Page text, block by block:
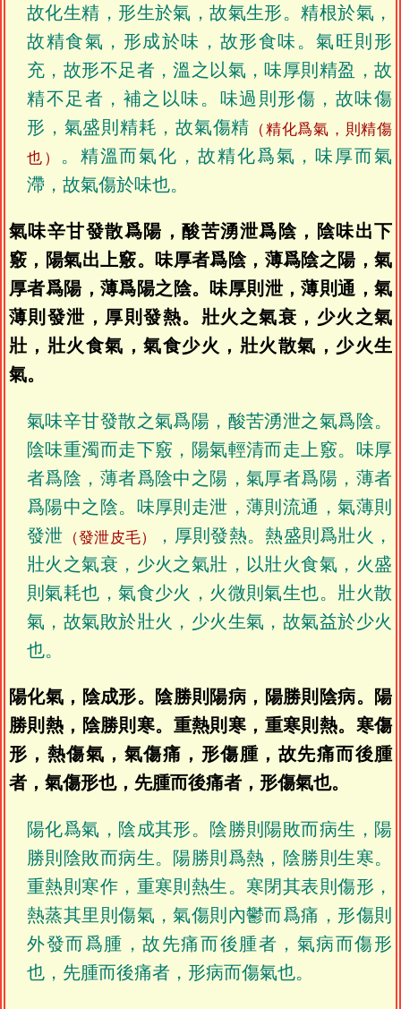
故化生精，形生於氣，故氣生形。精根於氣，
故精食氣，形成於味，故形食味。氣旺則形
充，故形不足者，溫之以氣，味厚則精盈，故
精不足者，補之以味。味過則形傷，故味傷
形，氣盛則精耗，故氣傷精 （精化爲氣，則精傷
也）
。精溫而氣化，故精化爲氣，味厚而氣
滯，故氣傷於味也。
氣味辛甘發散爲陽，酸苦湧泄爲陰，陰味出下
竅，陽氣出上竅。味厚者爲陰，薄爲陰之陽，氣
厚者爲陽，薄爲陽之陰。味厚則泄，薄則通，氣
薄則發泄，厚則發熱。壯火之氣衰，少火之氣
壯，壯火食氣，氣食少火，壯火散氣，少火生
氣。
氣味辛甘發散之氣爲陽，酸苦湧泄之氣爲陰。
陰味重濁而走下竅，陽氣輕清而走上竅。味厚
者爲陰，薄者爲陰中之陽，氣厚者爲陽，薄者
爲陽中之陰。味厚則走泄，薄則流通，氣薄則
發泄 （發泄皮毛）
，厚則發熱。熱盛則爲壯火，
壯火之氣衰，少火之氣壯，以壯火食氣，火盛
則氣耗也，氣食少火，火微則氣生也。壯火散
氣，故氣敗於壯火，少火生氣，故氣益於少火
也。
陽化氣，陰成形。陰勝則陽病，陽勝則陰病。陽
勝則熱，陰勝則寒。重熱則寒，重寒則熱。寒傷
形，熱傷氣，氣傷痛，形傷腫，故先痛而後腫
者，氣傷形也，先腫而後痛者，形傷氣也。
陽化爲氣，陰成其形。陰勝則陽敗而病生，陽
勝則陰敗而病生。陽勝則爲熱，陰勝則生寒。
重熱則寒作，重寒則熱生。寒閉其表則傷形，
熱蒸其里則傷氣，氣傷則內鬱而爲痛，形傷則
外發而爲腫，故先痛而後腫者，氣病而傷形
也，先腫而後痛者，形病而傷氣也。